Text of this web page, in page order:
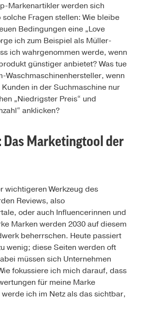
Markenartikler werden sich
Fragen stellen: Wie bleibe
Bedingungen eine „Love
ich zum Beispiel als Müller-
ich wahrgenommen werde, wenn
günstiger anbietet? Was tue
Waschmaschinenhersteller, wenn
in der Suchmaschine nur
„Niedrigster Preis“ und
anklicken?
Das Marketingtool der
wichtigeren Werkzeug des
Reviews, also
oder auch Influencerinnen und
Marken werden 2030 auf diesem
beherrschen. Heute passiert
wenig; diese Seiten werden oft
müssen sich Unternehmen
fokussiere ich mich darauf, dass
für meine Marke
werde ich im Netz als das sichtbar,